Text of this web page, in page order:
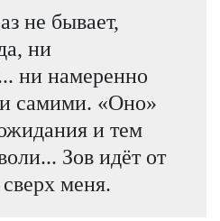
не бывает,
ни
ни намеренно
самими. «Оно»
и тем
Зов идёт от
меня.